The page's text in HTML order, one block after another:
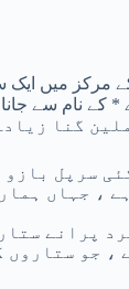
مرکز میں ایک
کے نام سے
سرپل بازو
، جہاں
پرانے
، جو ستاروں